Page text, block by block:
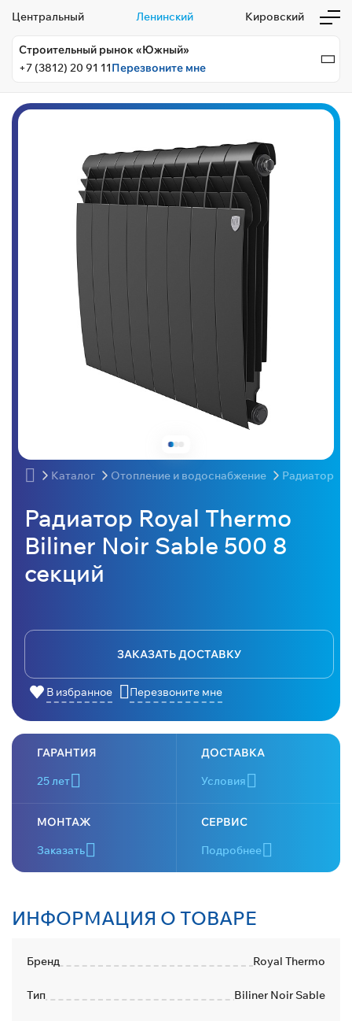
Центральный Ленинский Кировский
Строительный рынок «Южный»
+7 (3812) 20 91 11Перезвоните мне
Каталог Отопление и водоснабжение Радиаторы
Радиатор Royal Thermo
Biliner Noir Sable 500 8
секций
ЗАКАЗАТЬ ДОСТАВКУ
В избранное Перезвоните мне
ГАРАНТИЯ
25 лет
ДОСТАВКА
Условия
МОНТАЖ
Заказать
СЕРВИС
Подробнее
ИНФОРМАЦИЯ О ТОВАРЕ
Бренд Royal Thermo
Тип Biliner Noir Sable